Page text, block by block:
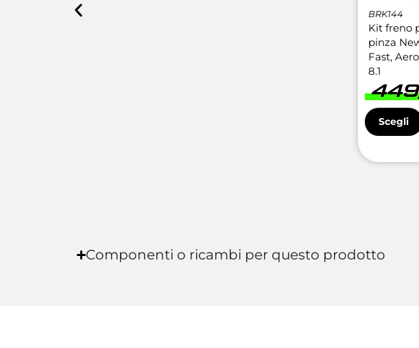
BRK144
Kit freno
pinza
Fast,
8.1
Scegli
Componenti o ricambi per questo prodotto